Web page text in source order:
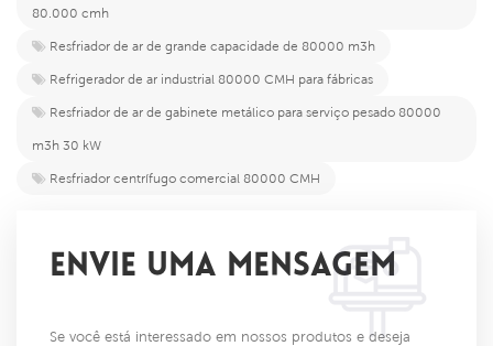
80.000 cmh
Resfriador de ar de grande capacidade de 80000 m3h
Refrigerador de ar industrial 80000 CMH para fábricas
Resfriador de ar de gabinete metálico para serviço pesado 80000
m3h 30 kW
Resfriador centrífugo comercial 80000 CMH
ENVIE UMA MENSAGEM
Se você está interessado em nossos produtos e deseja